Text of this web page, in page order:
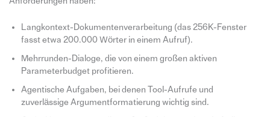
Langkontext-Dokumentenverarbeitung (das 256K-Fenster
fasst etwa 200.000 Wörter in einem Aufruf).
Mehrrunden-Dialoge, die von einem großen aktiven
Parameterbudget profitieren.
Agentische Aufgaben, bei denen Tool-Aufrufe und
zuverlässige Argumentformatierung wichtig sind.